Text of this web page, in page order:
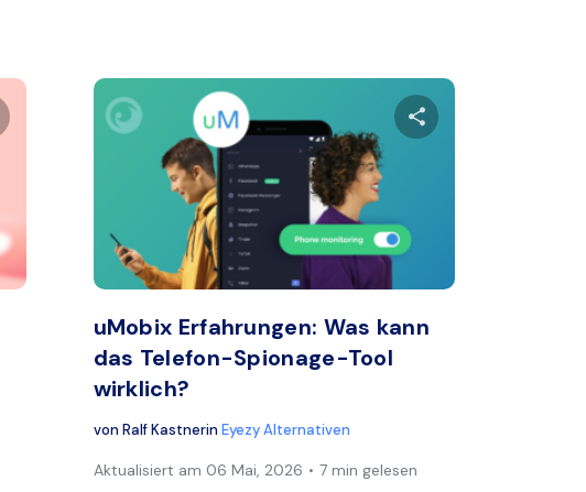
Artikel teilen
Link kopieren
uMobix Erfahrungen: Was kann
das Telefon-Spionage-Tool
wirklich?
von Ralf Kastnerin Eyezy Alternativen
Aktualisiert am 06 Mai, 2026 7 min gelesen